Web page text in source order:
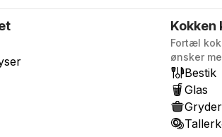
Kokken
Fortæl
ønsker
Bestik
Glas
Gryder